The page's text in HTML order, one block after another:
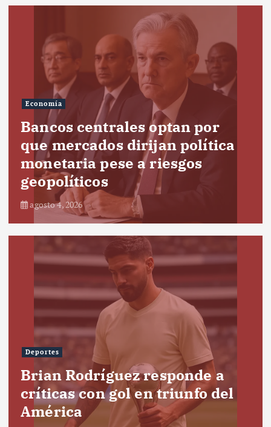
Economía
Bancos centrales optan por
que mercados dirijan política
monetaria pese a riesgos
geopolíticos
agosto 4, 2026
Deportes
Brian Rodríguez responde a
críticas con gol en triunfo del
América